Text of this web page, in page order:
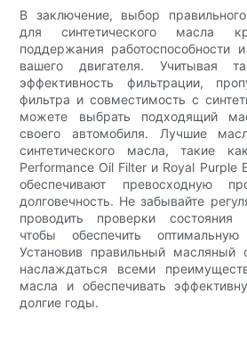
В заключение, выбор
для синтетического масла
поддержания работоспособности
вашего двигателя. Учитывая
эффективность фильтрации,
фильтра и совместимость с
можете выбрать подходящий
своего автомобиля. Лучшие
синтетического масла, такие
Performance Oil Filter и Royal Purple
обеспечивают превосходную
долговечность. Не забывайте
проводить проверки состояния
чтобы обеспечить
Установив правильный
наслаждаться всеми
масла и обеспечивать
долгие годы.